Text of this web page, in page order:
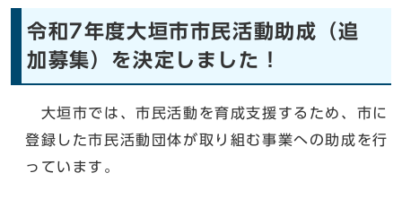
令和7年度大垣市市民活動助成（追
加募集）を決定しました！
大垣市では、市民活動を育成支援するため、市に
登録した市民活動団体が取り組む事業への助成を行
っています。